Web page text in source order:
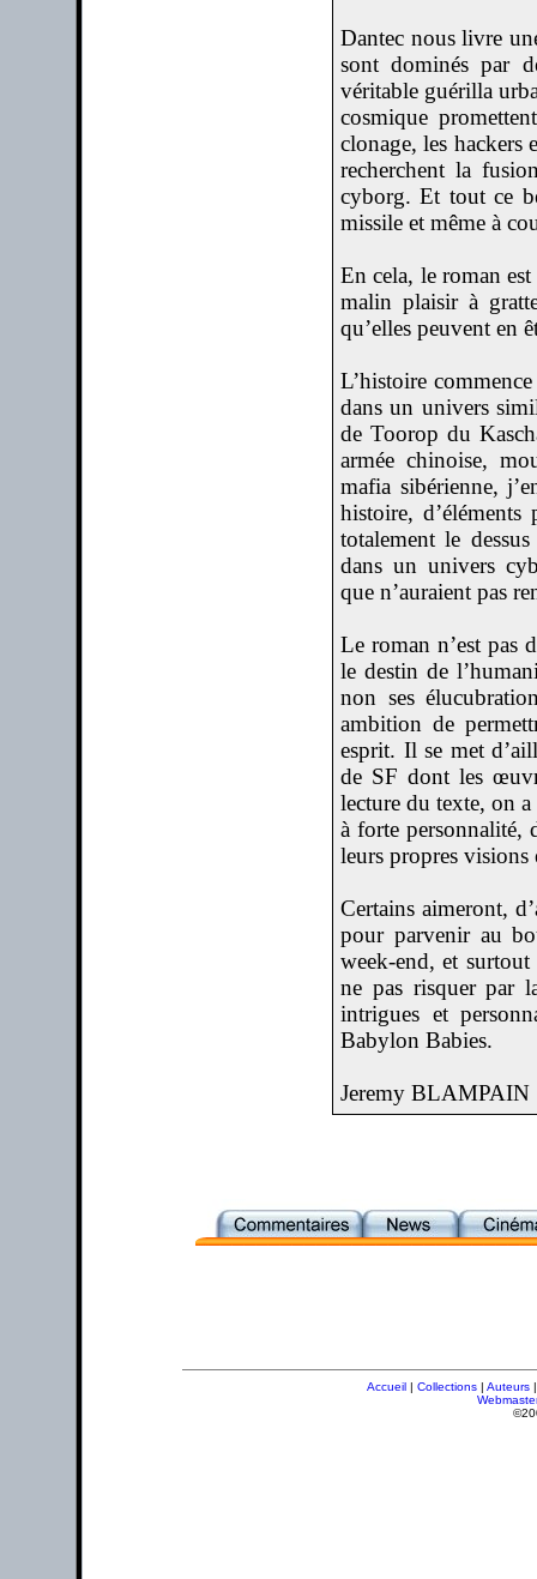
Dantec nous livre
sont dominés par
véritable guérilla
cosmique
clonage, les hackers
recherchent la
cyborg. Et tout ce
missile et même à
En cela, le roman
malin plaisir à
qu’elles peuvent en
L’histoire
dans un univers
de Toorop du
armée chinoise,
mafia sibérienne,
histoire,
totalement le
dans un univers
que n’auraient pas
Le roman n’est pas
le destin de
non ses
ambition de
esprit. Il se met
de SF dont les
lecture du texte, on a
à forte personnalité,
leurs propres visions
Certains aimeront,
pour parvenir au
week-end, et
ne pas risquer par
intrigues et
Babylon Babies.
Jeremy BLAMPAIN
Accueil | Collections | Auteurs